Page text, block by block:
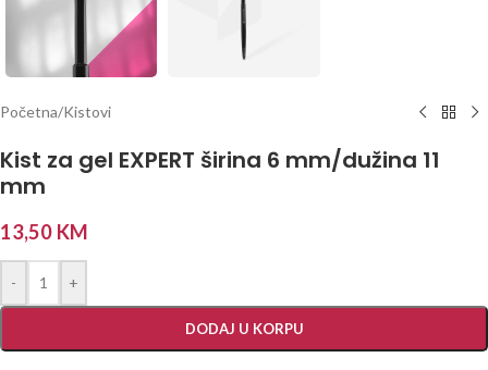
Početna/Kistovi
Kist za gel EXPERT širina 6 mm/dužina 11
mm
13,50 KM
- +
DODAJ U KORPU